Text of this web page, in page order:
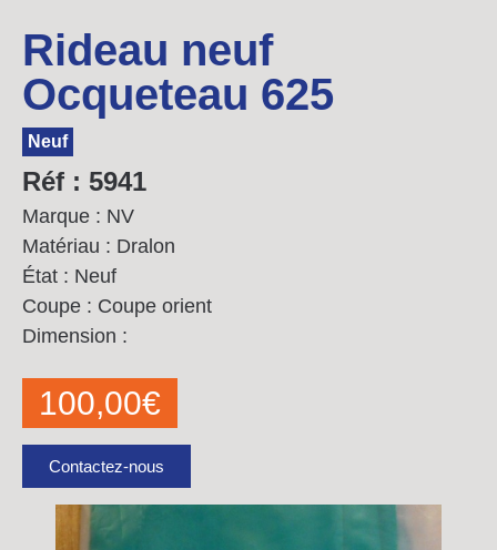
Rideau neuf
Ocqueteau 625
Neuf
Réf : 5941
Marque : NV
Matériau : Dralon
État : Neuf
Coupe : Coupe orient
Dimension :
100,00€
Contactez-nous